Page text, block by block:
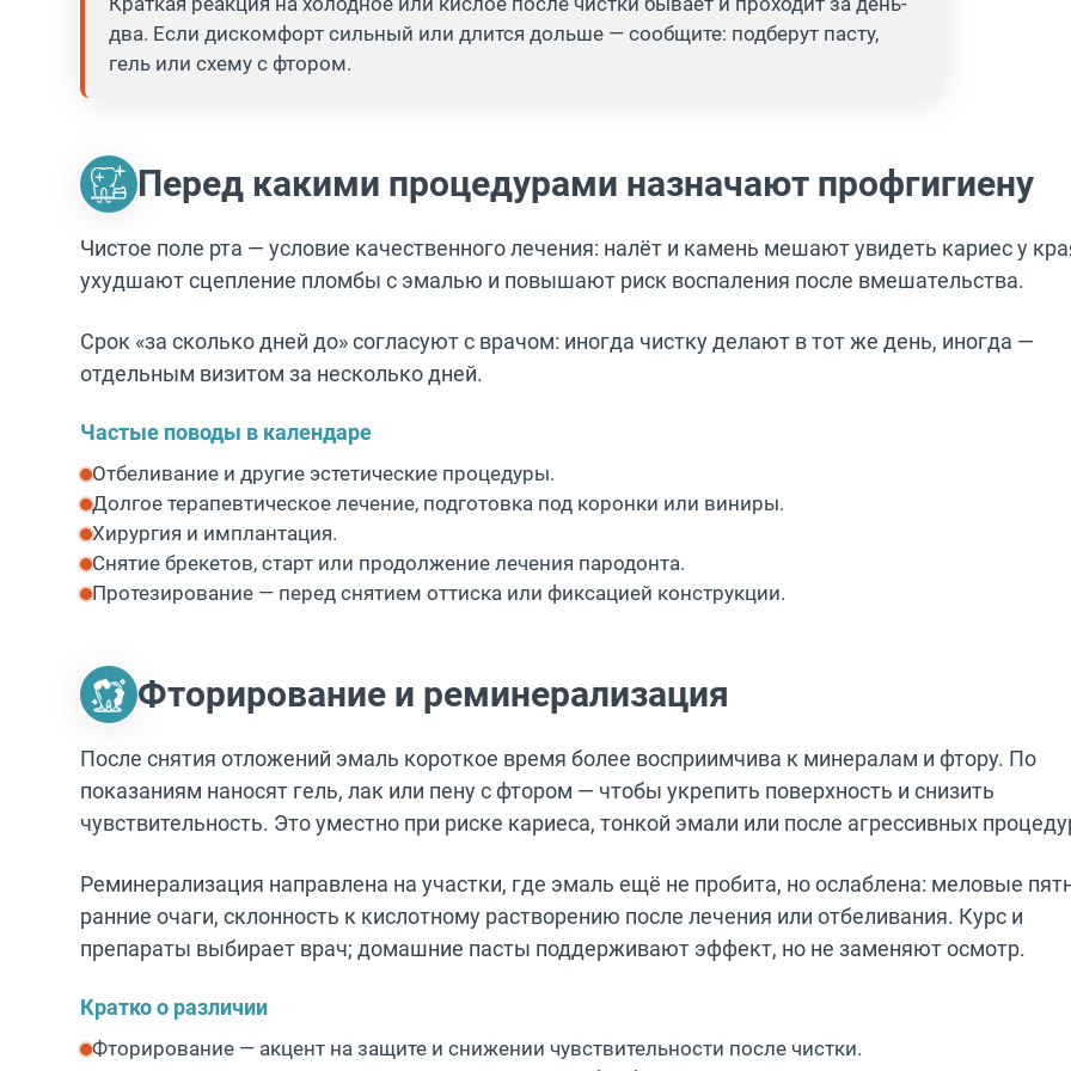
два. Если дискомфорт сильный или длится дольше — сообщите: подберут пасту,
гель или схему с фтором.
Перед какими процедурами назначают профгигиену
Чистое поле рта — условие качественного лечения: налёт и камень мешают увидеть кариес у
ухудшают сцепление пломбы с эмалью и повышают риск воспаления после вмешательства.
Срок «за сколько дней до» согласуют с врачом: иногда чистку делают в тот же день, иногда —
отдельным визитом за несколько дней.
Частые поводы в календаре
Отбеливание и другие эстетические процедуры.
Долгое терапевтическое лечение, подготовка под коронки или виниры.
Хирургия и имплантация.
Снятие брекетов, старт или продолжение лечения пародонта.
Протезирование — перед снятием оттиска или фиксацией конструкции.
Фторирование и реминерализация
После снятия отложений эмаль короткое время более восприимчива к минералам и фтору. По
показаниям наносят гель, лак или пену с фтором — чтобы укрепить поверхность и снизить
чувствительность. Это уместно при риске кариеса, тонкой эмали или после агрессивных
Реминерализация направлена на участки, где эмаль ещё не пробита, но ослаблена: меловые
ранние очаги, склонность к кислотному растворению после лечения или отбеливания. Курс и
препараты выбирает врач; домашние пасты поддерживают эффект, но не заменяют осмотр.
Кратко о различии
Фторирование — акцент на защите и снижении чувствительности после чистки.